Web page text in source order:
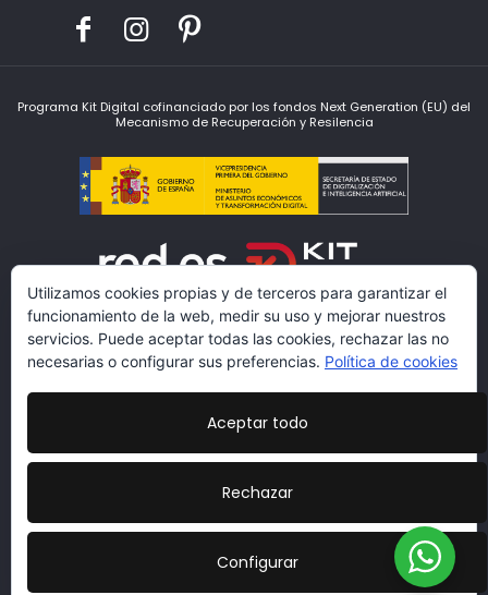
Programa Kit Digital cofinanciado por los fondos Next Generation (EU) del
Mecanismo de Recuperación y Resilencia
www.lacarmariosyvestidores.com
Política de Protección de Datos
|Más información sobre las
cookies|Declaración de Accesibilidad
Utilizamos cookies propias y de terceros para garantizar el
funcionamiento de la web, medir su uso y mejorar nuestros
servicios. Puede aceptar todas las cookies, rechazar las no
necesarias o configurar sus preferencias. Política de cookies
Aceptar todo
Rechazar
Configurar